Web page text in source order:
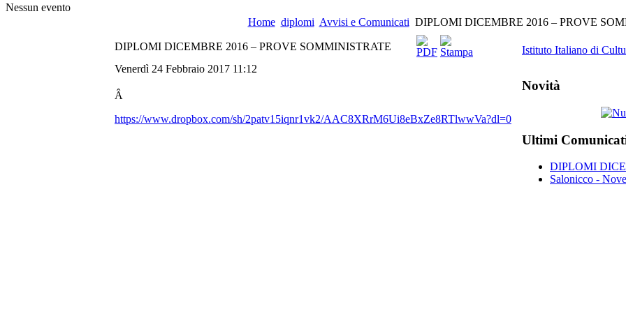
Nessun evento
Home diplomi Avvisi e Comunicati DIPLOMI DICEMBRE 2016 – PROVE
DIPLOMI DICEMBRE 2016 – PROVE SOMMINISTRATE
Venerdì 24 Febbraio 2017 11:12
Â
https://www.dropbox.com/sh/2patv15iqnr1vk2/AAC8XRrM6Ui8eBxZe8RTlwwVa?dl=0
Istituto Italiano di
Novità
Ultimi
DIPLOMI
Salonicco -